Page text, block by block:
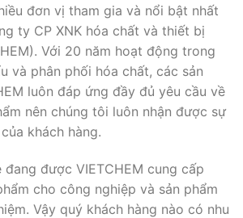
đơn vị tham gia và nổi bật nhất
ty CP XNK hóa chất và thiết bị
Với 20 năm hoạt động trong
và phân phối hóa chất, các sản
luôn đáp ứng đầy đủ yêu cầu về
nên chúng tôi luôn nhận được sự
khách hàng.
đang được VIETCHEM cung cấp
cho công nghiệp và sản phẩm
Vậy quý khách hàng nào có nhu